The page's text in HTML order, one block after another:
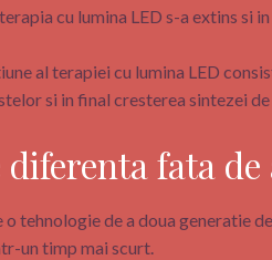
cu lumina LED s-a extins si
al terapiei cu lumina LED
si in final cresterea sintezei de
diferenta fata
tehnologie de a doua generatie
un timp mai scurt.